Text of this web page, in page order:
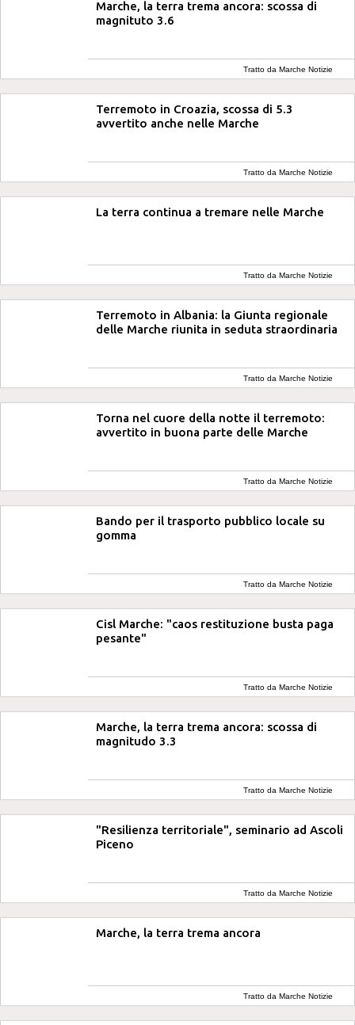
Marche, la terra trema ancora: scossa di
magnituto 3.6
Tratto da Marche Notizie
Terremoto in Croazia, scossa di 5.3
avvertito anche nelle Marche
Tratto da Marche Notizie
La terra continua a tremare nelle Marche
Tratto da Marche Notizie
Terremoto in Albania: la Giunta regionale
delle Marche riunita in seduta straordinaria
Tratto da Marche Notizie
Torna nel cuore della notte il terremoto:
avvertito in buona parte delle Marche
Tratto da Marche Notizie
Bando per il trasporto pubblico locale su
gomma
Tratto da Marche Notizie
Cisl Marche: "caos restituzione busta paga
pesante"
Tratto da Marche Notizie
Marche, la terra trema ancora: scossa di
magnitudo 3.3
Tratto da Marche Notizie
"Resilienza territoriale", seminario ad Ascoli
Piceno
Tratto da Marche Notizie
Marche, la terra trema ancora
Tratto da Marche Notizie